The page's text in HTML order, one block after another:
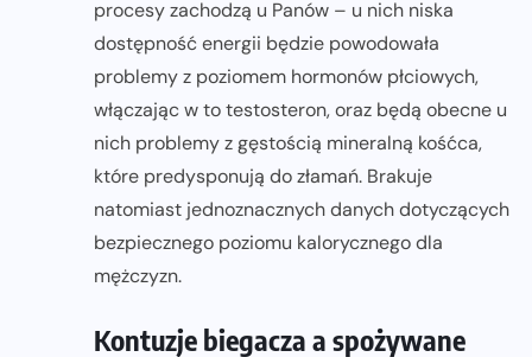
procesy zachodzą u Panów – u nich niska
dostępność energii będzie powodowała
problemy z poziomem hormonów płciowych,
włączając w to testosteron, oraz będą obecne u
nich problemy z gęstością mineralną kośćca,
które predysponują do złamań. Brakuje
natomiast jednoznacznych danych dotyczących
bezpiecznego poziomu kalorycznego dla
mężczyzn.
Kontuzje biegacza a spożywane